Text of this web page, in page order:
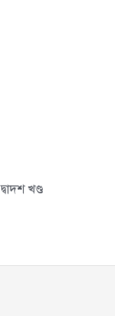
দ্বাদশ খণ্ড